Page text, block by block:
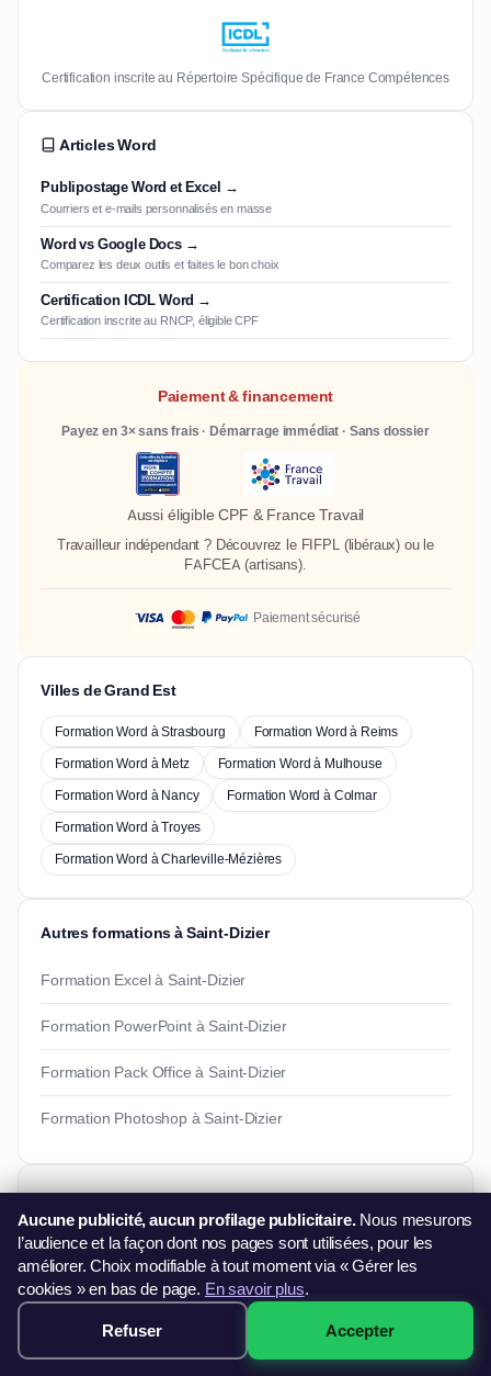
Certification inscrite au Répertoire Spécifique de France Compétences
Articles Word
Publipostage Word et Excel →
Courriers et e-mails personnalisés en masse
Word vs Google Docs →
Comparez les deux outils et faites le bon choix
Certification ICDL Word →
Certification inscrite au RNCP, éligible CPF
Paiement & financement
Payez en 3× sans frais · Démarrage immédiat · Sans dossier
Aussi éligible CPF & France Travail
Travailleur indépendant ? Découvrez le FIFPL(libéraux) ou le
FAFCEA (artisans).
Paiement sécurisé
Villes de Grand Est
Formation Word à Strasbourg
Formation Word à Reims
Formation Word à Metz
Formation Word à Mulhouse
Formation Word à Nancy
Formation Word à Colmar
Formation Word à Troyes
Formation Word à Charleville-Mézières
Autres formations à Saint-Dizier
Formation Excel à Saint-Dizier
Formation PowerPoint à Saint-Dizier
Formation Pack Office à Saint-Dizier
Formation Photoshop à Saint-Dizier
Besoin d'informations ?
Vous souhaitez en savoir plus sur nos formations ?
06 44 60 79 11
contact@francefg.fr
249€ · Voir les sessions →
Aucune publicité, aucun profilage publicitaire.Nous mesurons
l’audience et la façon dont nos pages sont utilisées, pour les
améliorer. Choix modifiable à tout moment via « Gérer les
cookies » en bas de page. En savoir plus.
Refuser Accepter